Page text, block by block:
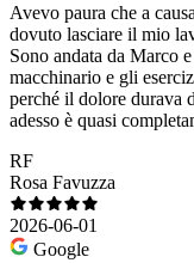
Avevo paura che a
dovuto lasciare il mio
Sono andata da Marco
macchinario e gli
perché il dolore durava
adesso è quasi
RF
Rosa Favuzza
2026-06-01
Google